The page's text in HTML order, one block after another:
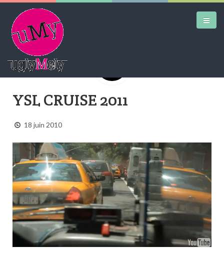
AIRTRAINERPEDIA
STREET ART
MW SHIFT
DAILY CITY
CONTACT
YSL CRUISE 2011
18 juin 2010